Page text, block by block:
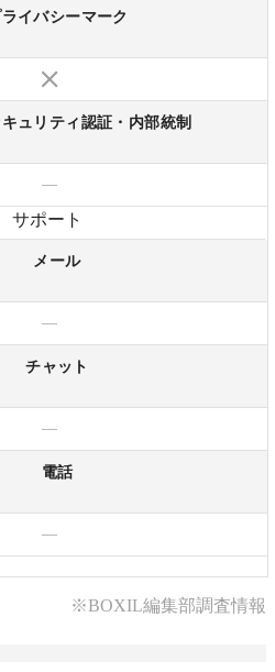
イバシーマーク
ュリティ認証・内部統制
—
サポート
メール
—
チャット
—
電話
—
※BOXIL編集部調査情報